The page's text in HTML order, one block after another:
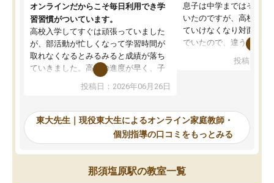
オンラインだからこそ毎日利用でき学
習習慣がついています。
高校入学してすぐは頑張っていました
が、部活動が忙しくなって学習時間が
取れなくなるとみるみると成績が落ち
ていきました。高校の進度が早く、子
供も家に帰って勉強の話すると嫌な反
応を示します。東大先生にお願いして
れるので、親としても安心です。毎日
使える自習室とかもあり、わからない
ところがあれば先生が回答してくれる
のも重宝しています。
投稿日：2026年06月26日
息子は中学まではそこそ
いたのですが、高校に入
ていけなくなり対面の塾
でいたので、違うアプロ
で、当初は模試でD判定
自習室が毎日使えていつ
るのが心強かったよう
謝です。
投稿日：
東大先生｜現役東大生によるオンライン家庭教師・
個別指導の口コミをもっとみる
那須塩原駅の教室一覧